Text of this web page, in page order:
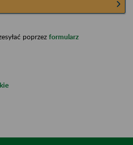
poprzez formularz